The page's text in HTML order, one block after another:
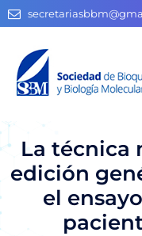
La técnica
edición
el